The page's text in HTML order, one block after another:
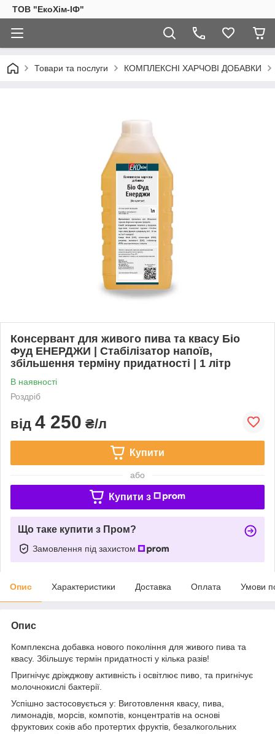
ТОВ "ЕкоХім-ІФ"
Товари та послуги КОМПЛЕКСНІ ХАРЧОВІ ДОБАВКИ
Консервант для живого пива та квасу Біо
Фуд ЕНЕРДЖИ | Стабілізатор напоїв,
збільшення терміну придатності | 1 літр
В наявності
Роздріб
від 4 250 ₴/л
Купити
або
Купити з
Що таке купити з Пром?
Замовлення під захистом
Опис Характеристики Доставка Оплата Умови
Опис
Комплексна добавка нового покоління для живого пива та
квасу. Збільшує термін придатності у кілька разів!
Пригнічує дріжджову активність і освітлює пиво, та пригнічує
молочнокислі бактерії.
Успішно застосовується у: Виготовлення квасу, пива,
лимонадів, морсів, компотів, концентратів на основі
фруктових соків або протертих фруктів, безалкогольних